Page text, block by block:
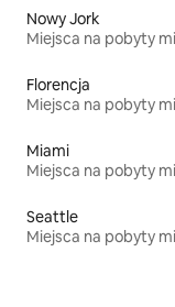
Nowy Jork
Miejsca na pobyty
Florencja
Miejsca na pobyty
Miami
Miejsca na pobyty
Seattle
Miejsca na pobyty